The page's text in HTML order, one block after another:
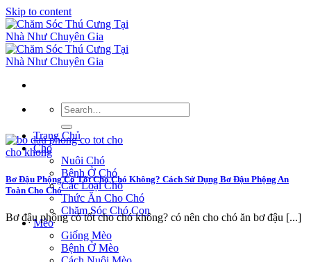
Skip to content
Trang Chủ
Chó
Nuôi Chó
Bệnh Ở Chó
Các Loại Chó
Thức Ăn Cho Chó
Chăm Sóc Chó Con
Mèo
Giống Mèo
Bệnh Ở Mèo
Bơ Đậu Phộng Có Tốt Cho Chó Không? Cách Sử Dụng Bơ Đậu Phộng An
Toàn Cho Chó
Bơ đậu phộng có tốt cho chó không? có nên cho chó ăn bơ đậu [...]